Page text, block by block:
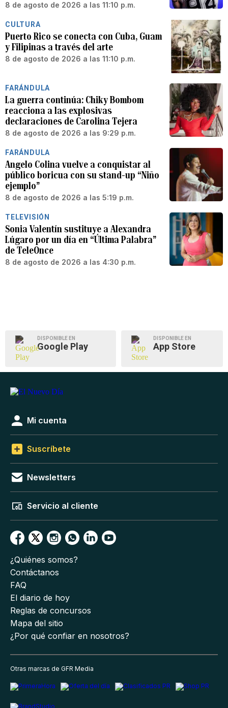
8 de agosto de 2026 a las 11:10 p.m.
CULTURA
Puerto Rico se conecta con Cuba, Guam
y Filipinas a través del arte
8 de agosto de 2026 a las 11:10 p.m.
FARÁNDULA
La guerra continúa: Chiky Bombom
reacciona a las explosivas
declaraciones de Carolina Tejera
8 de agosto de 2026 a las 9:29 p.m.
FARÁNDULA
Angelo Colina vuelve a conquistar al
público boricua con su stand-up “Niño
ejemplo”
8 de agosto de 2026 a las 5:19 p.m.
TELEVISIÓN
Sonia Valentín sustituye a Alexandra
Lúgaro por un día en “Última Palabra”
de TeleOnce
8 de agosto de 2026 a las 4:30 p.m.
DISPONIBLE EN
Google Play
DISPONIBLE EN
App Store
Mi cuenta
Suscríbete
Newsletters
Servicio al cliente
¿Quiénes somos?
Contáctanos
FAQ
El diario de hoy
Reglas de concursos
Mapa del sitio
¿Por qué confiar en nosotros?
Otras marcas de GFR Media